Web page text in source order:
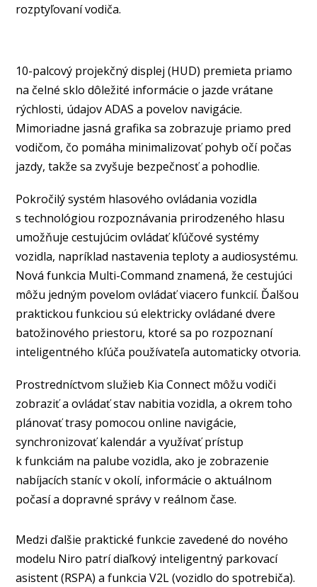
rozptyľovaní vodiča.
10-palcový projekčný displej (HUD) premieta priamo
na čelné sklo dôležité informácie o jazde vrátane
rýchlosti, údajov ADAS a povelov navigácie.
Mimoriadne jasná grafika sa zobrazuje priamo pred
vodičom, čo pomáha minimalizovať pohyb očí počas
jazdy, takže sa zvyšuje bezpečnosť a pohodlie.
Pokročilý systém hlasového ovládania vozidla
s technológiou rozpoznávania prirodzeného hlasu
umožňuje cestujúcim ovládať kľúčové systémy
vozidla, napríklad nastavenia teploty a audiosystému.
Nová funkcia Multi-Command znamená, že cestujúci
môžu jedným povelom ovládať viacero funkcií. Ďalšou
praktickou funkciou sú elektricky ovládané dvere
batožinového priestoru, ktoré sa po rozpoznaní
inteligentného kľúča používateľa automaticky otvoria.
Prostredníctvom služieb Kia Connect môžu vodiči
zobraziť a ovládať stav nabitia vozidla, a okrem toho
plánovať trasy pomocou online navigácie,
synchronizovať kalendár a využívať prístup
k funkciám na palube vozidla, ako je zobrazenie
nabíjacích staníc v okolí, informácie o aktuálnom
počasí a dopravné správy v reálnom čase.
Medzi ďalšie praktické funkcie zavedené do nového
modelu Niro patrí diaľkový inteligentný parkovací
asistent (RSPA) a funkcia V2L (vozidlo do spotrebiča).